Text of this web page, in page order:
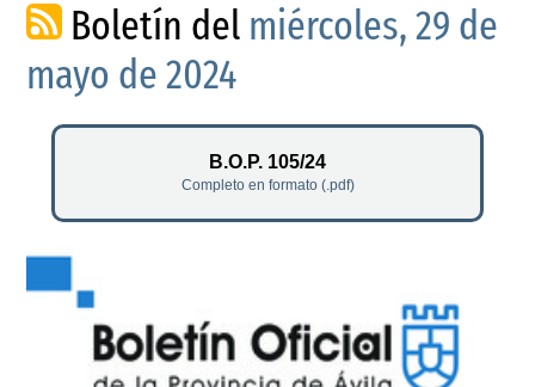
Boletín del miércoles, 29 de
mayo de 2024
B.O.P. 105/24
Completo en formato (.pdf)